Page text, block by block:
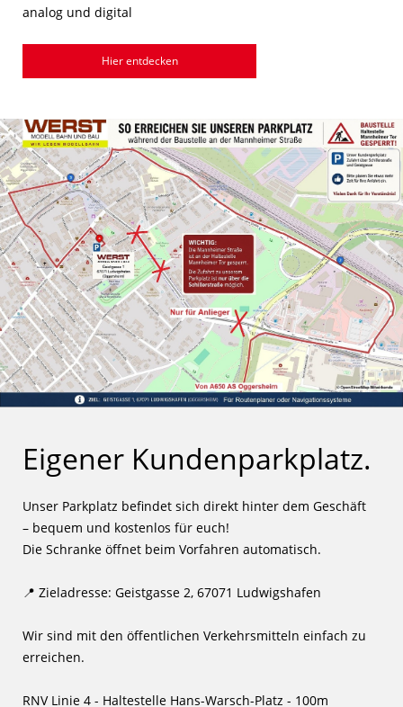
analog und digital
Hier entdecken
Eigener Kundenparkplatz.
Unser Parkplatz befindet sich direkt hinter dem Geschäft
– bequem und kostenlos für euch!
Die Schranke öffnet beim Vorfahren automatisch.
📍 Zieladresse: Geistgasse 2, 67071 Ludwigshafen
Wir sind mit den öffentlichen Verkehrsmitteln einfach zu
erreichen.
RNV Linie 4 - Haltestelle Hans-Warsch-Platz - 100m